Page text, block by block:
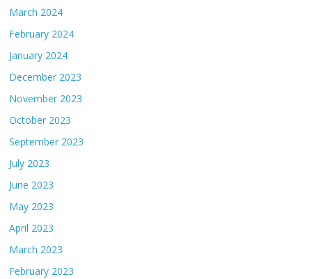
March 2024
February 2024
January 2024
December 2023
November 2023
October 2023
September 2023
July 2023
June 2023
May 2023
April 2023
March 2023
February 2023